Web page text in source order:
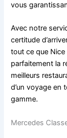
vous
Avec notre
certitude
tout ce que
parfaitement la
meilleurs
d’un voyage en
gamme.
Mercedes